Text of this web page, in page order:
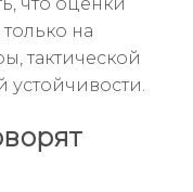
на
тактической
устойчивости.